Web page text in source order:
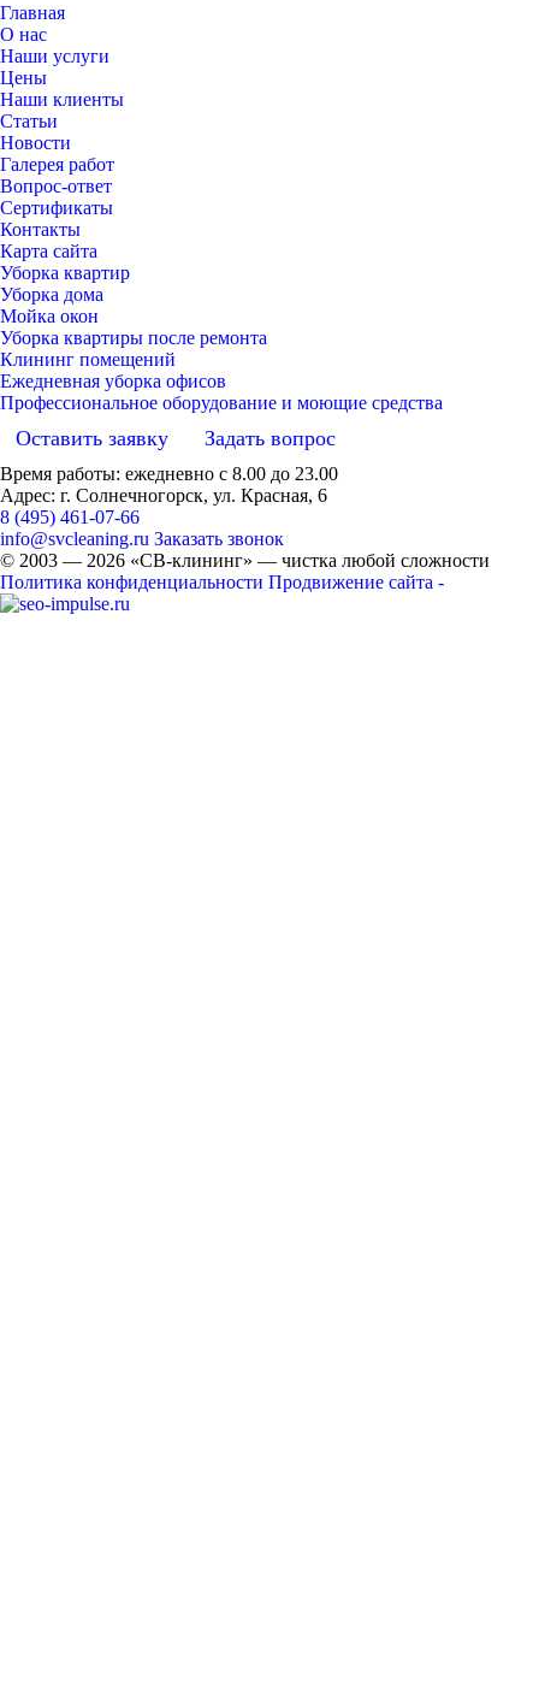
Главная
О нас
Наши услуги
Цены
Наши клиенты
Статьи
Новости
Галерея работ
Вопрос-ответ
Сертификаты
Контакты
Карта сайта
Уборка квартир
Уборка дома
Мойка окон
Уборка квартиры после ремонта
Клининг помещений
Ежедневная уборка офисов
Профессиональное оборудование и моющие средства
Оставить заявку Задать вопрос
Время работы: ежедневно с 8.00 до 23.00
Адрес: г. Солнечногорск, ул. Красная, 6
8 (495) 461-07-66
info@svcleaning.ru Заказать звонок
© 2003 — 2026 «СВ-клининг» — чистка любой сложности
Политика конфиденциальности Продвижение сайта -